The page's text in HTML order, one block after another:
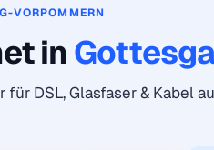
VORPOMMERN
in
für DSL, Glasfaser & Kabel